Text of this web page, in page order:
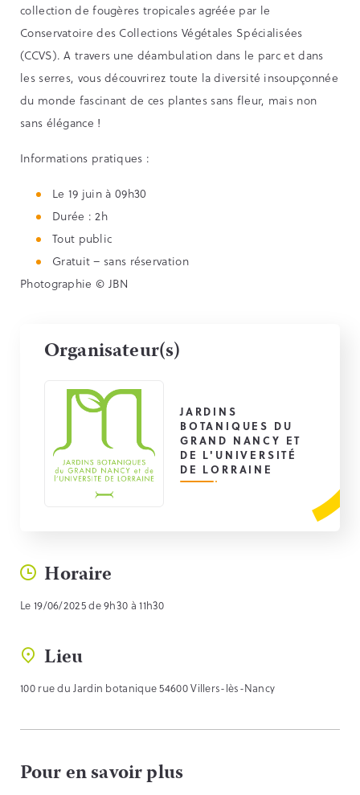
collection de fougères tropicales agréée par le
Conservatoire des Collections Végétales Spécialisées
(CCVS). A travers une déambulation dans le parc et dans
les serres, vous découvrirez toute la diversité insoupçonnée
du monde fascinant de ces plantes sans fleur, mais non
sans élégance !
Informations pratiques :
Le 19 juin à 09h30
Durée : 2h
Tout public
Gratuit – sans réservation
Photographie © JBN
Organisateur(s)
JARDINS
BOTANIQUES DU
GRAND NANCY ET
DE L'UNIVERSITÉ
DE LORRAINE
Horaire
Le 19/06/2025 de 9h30 à 11h30
Lieu
100 rue du Jardin botanique 54600 Villers-lès-Nancy
Pour en savoir plus